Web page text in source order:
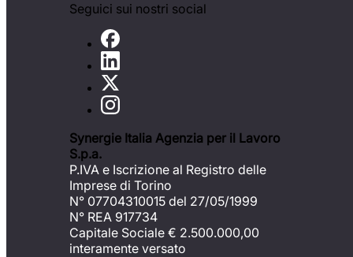
Seguici sui nostri social
Synergie Italia Agenzia per il Lavoro
S.p.a.
P.IVA e Iscrizione al Registro delle
Imprese di Torino
N° 07704310015 del 27/05/1999
N° REA 917734
Capitale Sociale € 2.500.000,00
interamente versato